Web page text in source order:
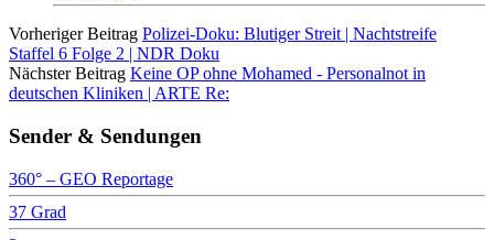
Vorheriger Beitrag Polizei-Doku: Blutiger Streit | Nachtstreife
Staffel 6 Folge 2 | NDR Doku
Nächster Beitrag Keine OP ohne Mohamed - Personalnot in
deutschen Kliniken | ARTE Re:
Sender & Sendungen
360° – GEO Reportage
37 Grad